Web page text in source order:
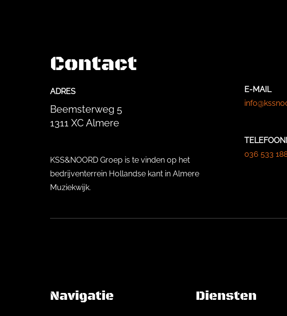
Contact
ADRES
Beemsterweg 5
1311 XC Almere
KSS&NOORD Groep is te vinden op het
bedrijventerrein Hollandse kant in Almere
Muziekwijk.
E-MAIL
036 533
Navigatie Diensten